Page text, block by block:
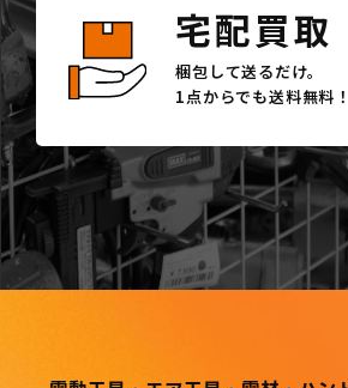
宅配買取
梱包して送るだけ。
1点からでも送料無料！